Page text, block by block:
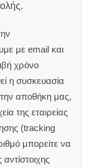
με email και
χρόνο
η συσκευασία
αποθήκη μας,
της εταιρείας
(tracking
μπορείτε να